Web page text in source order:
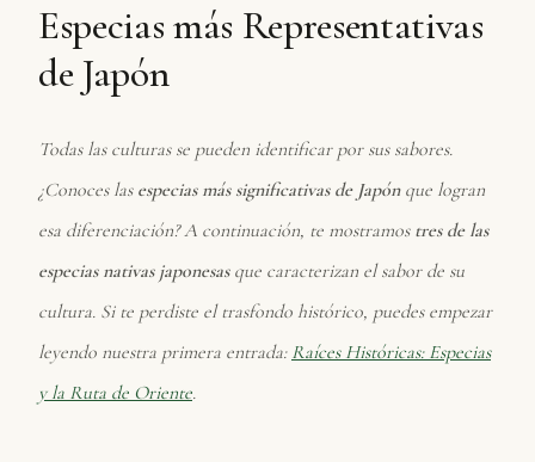
Especias más Representativas
de Japón
Todas las culturas se pueden identificar por sus sabores.
¿Conoces las especias más significativas de Japónque logran
esa diferenciación? A continuación, te mostramos tres de las
especias nativas japonesasque caracterizan el sabor de su
cultura. Si te perdiste el trasfondo histórico, puedes empezar
leyendo nuestra primera entrada: Raíces Históricas: Especias
y la Ruta de Oriente.